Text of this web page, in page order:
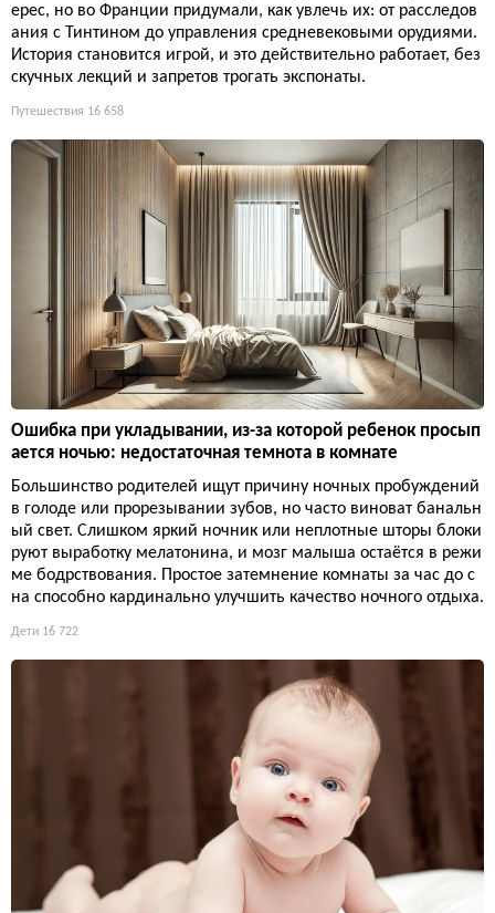
ерес, но во Франции придумали, как увлечь их: от расследов
ания с Тинтином до управления средневековыми орудиями.
История становится игрой, и это действительно работает, без
скучных лекций и запретов трогать экспонаты.
Путешествия 16 658
Ошибка при укладывании, из-за которой ребенок просып
ается ночью: недостаточная темнота в комнате
Большинство родителей ищут причину ночных пробуждений
в голоде или прорезывании зубов, но часто виноват банальн
ый свет. Слишком яркий ночник или неплотные шторы блоки
руют выработку мелатонина, и мозг малыша остаётся в режи
ме бодрствования. Простое затемнение комнаты за час до с
на способно кардинально улучшить качество ночного отдыха.
Дети 16 722